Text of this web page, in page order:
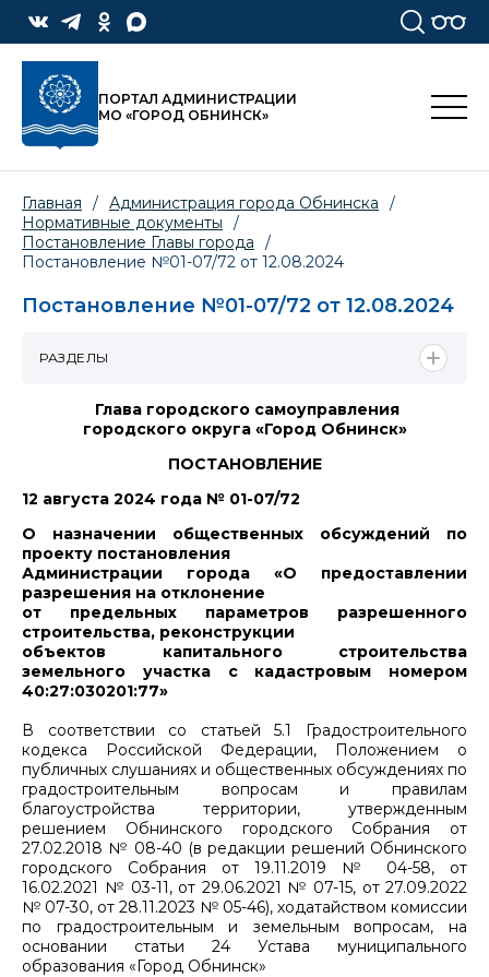
ПОРТАЛ АДМИНИСТРАЦИИ
МО «ГОРОД ОБНИНСК»
Главная / Администрация города Обнинска
/
Нормативные документы
/
Постановление Главы города
/
Постановление №01-07/72 от 12.08.2024
Постановление №01-07/72 от 12.08.2024
Глава городского самоуправления
городского округа «Город Обнинск»
ПОСТАНОВЛЕНИЕ
12 августа 2024 года № 01-07/72
О назначении общественных обсуждений по
проекту постановления
Администрации города «О предоставлении
разрешения на отклонение
от предельных параметров разрешенного
строительства, реконструкции
объектов капитального строительства
земельного участка с кадастровым номером
40:27:030201:77»
В соответствии со статьей 5.1 Градостроительного
кодекса Российской Федерации, Положением о
публичных слушаниях и общественных обсуждениях по
градостроительным вопросам и правилам
благоустройства территории, утвержденным
решением Обнинского городского Собрания от
27.02.2018 № 08-40 (в редакции решений Обнинского
городского Собрания от 19.11.2019 № 04-58, от
16.02.2021 № 03-11, от 29.06.2021 № 07-15, от 27.09.2022
№ 07-30, от 28.11.2023 № 05-46), ходатайством комиссии
по градостроительным и земельным вопросам, на
основании статьи 24 Устава муниципального
образования «Город Обнинск»
РАЗДЕЛЫ